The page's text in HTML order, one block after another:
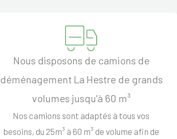
Nous disposons de camions de
déménagement La Hestre de grands
volumes jusqu'à 60 m³
Nos camions sont adaptés à tous vos
besoins, du 25m³ à 60 m³ de volume afin de